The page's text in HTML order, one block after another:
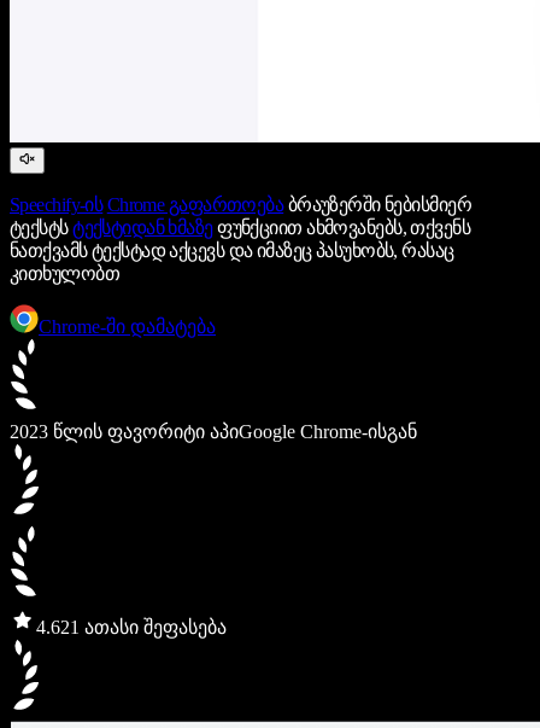
Speechify-ის Chrome გაფართოებაბრაუზერში ნებისმიერ
ტექსტსტექსტიდან ხმაზეფუნქციით ახმოვანებს, თქვენს
ნათქვამს ტექსტად აქცევს და იმაზეც პასუხობს, რასაც
კითხულობთ
Chrome-ში დამატება
2023 წლის ფავორიტი აპიGoogle Chrome-ისგან
4.621 ათასი შეფასება